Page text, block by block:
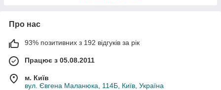
Про нас
93% позитивних з 192 відгуків за рік
Працює з 05.08.2011
м. Київ
вул. Євгена Маланюка, 114Б, Київ, Україна